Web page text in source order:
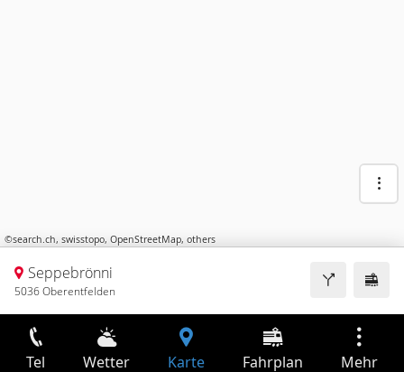
©search.ch, swisstopo, OpenStreetMap, others
Seppebrönni
5036 Oberentfelden
Tel Wetter Karte Fahrplan Mehr